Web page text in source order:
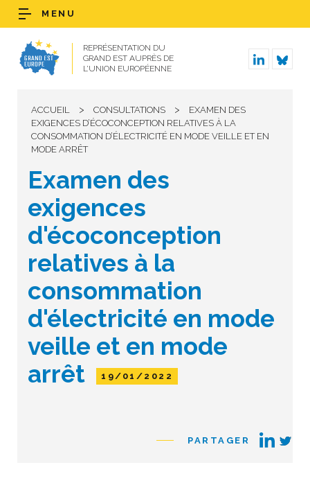
REPRÉSENTATION DU
GRAND EST AUPRÈS DE
L’UNION EUROPÉENNE
MENU
ACCUEIL > CONSULTATIONS >
EXAMEN DES
EXIGENCES D’ÉCOCONCEPTION RELATIVES À LA
CONSOMMATION D’ÉLECTRICITÉ EN MODE VEILLE ET EN
MODE ARRÊT
Examen des
exigences
d'écoconception
relatives à la
consommation
d'électricité en mode
veille et en mode
arrêt
19/01/2022
PARTAGER